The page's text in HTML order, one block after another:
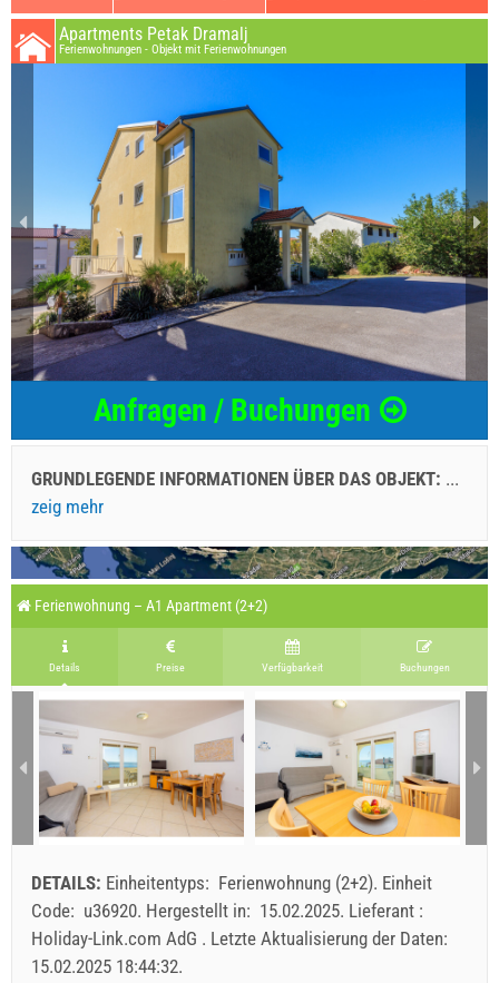
Apartments Petak Dramalj
Ferienwohnungen - Objekt mit Ferienwohnungen
Anfragen / Buchungen
GRUNDLEGENDE INFORMATIONEN ÜBER DAS OBJEKT: ...
zeig mehr
Ferienwohnung – A1 Apartment (2+2)
Details Preise Verfügbarkeit Buchungen
DETAILS: Einheitentyps: Ferienwohnung (2+2). Einheit
Code: u36920. Hergestellt in: 15.02.2025. Lieferant :
Holiday-Link.com AdG . Letzte Aktualisierung der Daten:
15.02.2025 18:44:32.